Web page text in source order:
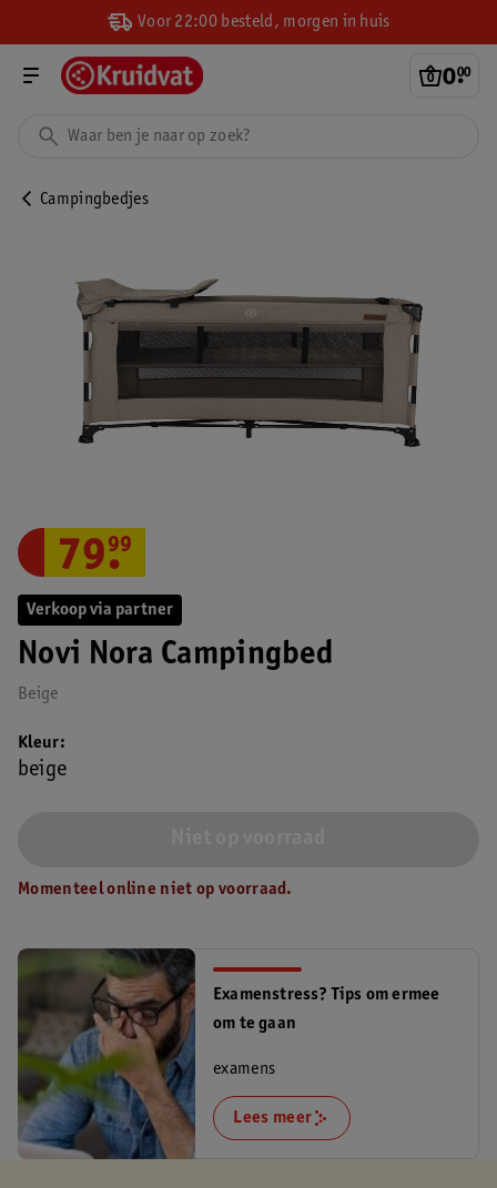
Voor 22:00 besteld, morgen in huis
0.
00
Campingbedjes
Verkoop via partner
Novi Nora Campingbed
Beige
79.
99
Kleur
beige
Momenteel online niet op voorraad.
Examenstress? Tips om ermee
om te gaan
examens
Lees meer